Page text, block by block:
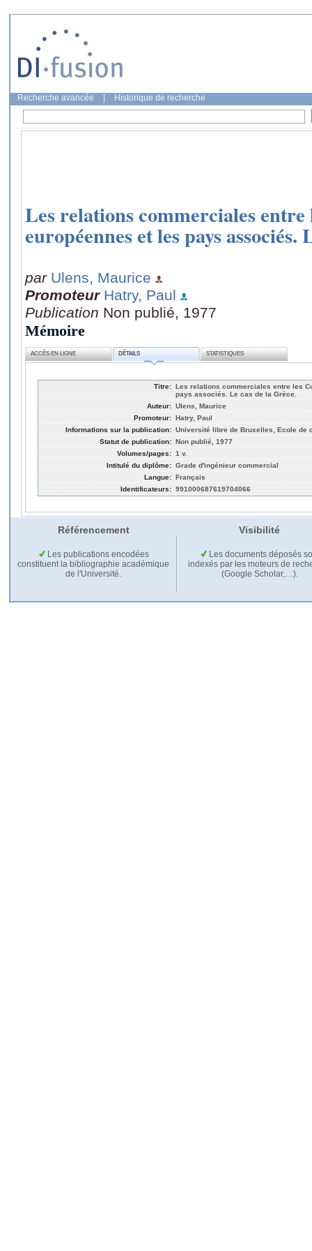
Recherche avancée Historique de recherche
Les relations commerciales
européennes et les pays associés.
par Ulens, Maurice
Promoteur Hatry, Paul
Publication Non publié, 1977
Mémoire
ACCÈS EN LIGNE DÉTAILS STATISTIQUES
Titre: Les relations commerciales entre les
pays associés. Le cas de la Grèce.
Auteur: Ulens, Maurice
Promoteur: Hatry, Paul
Informations sur la publication: Université libre de Bruxelles, Ecole de
Statut de publication: Non publié, 1977
Volumes/pages: 1 v.
Intitulé du diplôme: Grade d'ingénieur commercial
Langue: Français
Identificateurs: 991000687619704066
Référencement Visibilité
Les publications encodées
constituent la bibliographie académique
de l'Université.
Les documents déposés
indexés par les moteurs de
(Google Scholar,…).